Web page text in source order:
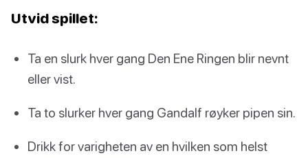
Utvid spillet:
Ta en slurk hver gang Den Ene Ringen blir nevnt
eller vist.
Ta to slurker hver gang Gandalf røyker pipen sin.
Drikk for varigheten av en hvilken som helst